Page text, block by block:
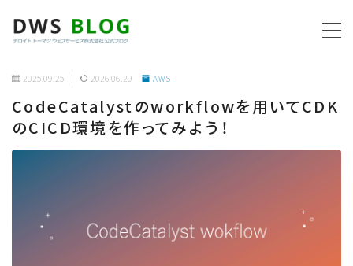
ホーム
AWS
ビジネス
2025.09.25 2026.06.29 AWS
CodeCatalystのworkflowを用いてCDK
のCICD環境を作ってみよう！